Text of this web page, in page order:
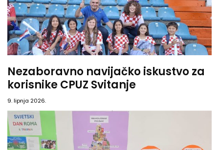
Nezaboravno navijačko iskustvo za
korisnike CPUZ Svitanje
9. lipnja 2026.